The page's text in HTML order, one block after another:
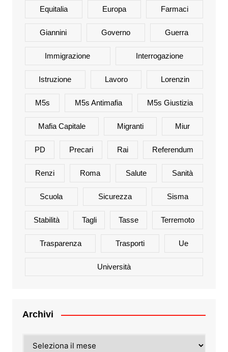
Equitalia Europa Farmaci
Giannini Governo Guerra
Immigrazione Interrogazione
Istruzione Lavoro Lorenzin
M5s M5s Antimafia M5s Giustizia
Mafia Capitale Migranti Miur
PD Precari Rai Referendum
Renzi Roma Salute Sanità
Scuola Sicurezza Sisma
Stabilità Tagli Tasse Terremoto
Trasparenza Trasporti Ue
Università
Archivi